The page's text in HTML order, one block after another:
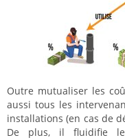
Outre mutualiser les
aussi tous les
installations (en cas de
De plus, il fluidifie